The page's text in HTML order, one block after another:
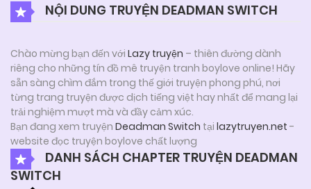
NỘI DUNG TRUYỆN DEADMAN SWITCH
Chào mừng bạn đến với Lazy truyện – thiên đường dành
riêng cho những tín đồ mê truyện tranh boylove online! Hãy
sẵn sàng chìm đắm trong thế giới truyện phong phú, nơi
từng trang truyện được dịch tiếng việt hay nhất để mang lại
trải nghiệm mượt mà và đầy cảm xúc.
Bạn đang xem truyện Deadman Switch tại lazytruyen.net -
website đọc truyện boylove chất lượng
DANH SÁCH CHAPTER TRUYỆN DEADMAN
SWITCH